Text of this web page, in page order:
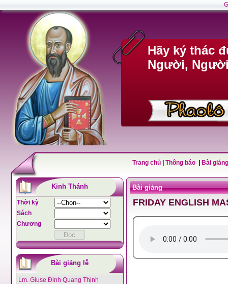
Hãy ký thác
Người,
Trang chủ Thông báo Bài
Kinh Thánh
Thời kỳ
Sách
Chương
Bài giảng lễ
Lm. Giuse Đinh Quang Thịnh
Bài giảng
FRIDAY ENGLISH